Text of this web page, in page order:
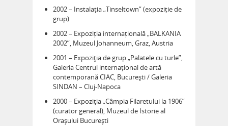
2002 – Instalația „Tinseltown” (expoziție de
grup)
2002 – Expoziția internațională „BALKANIA
2002”, Muzeul Johanneum, Graz, Austria
2001 – Expoziţia de grup „Palatele cu turle”,
Galeria Centrul internațional de artă
contemporană CIAC, București / Galeria
SINDAN – Cluj-Napoca
2000 – Expoziţia „Câmpia Filaretului la 1906”
(curator general), Muzeul de Istorie al
Orașului București